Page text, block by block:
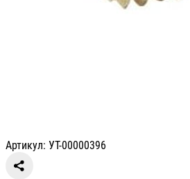
Артикул: УТ-00000396